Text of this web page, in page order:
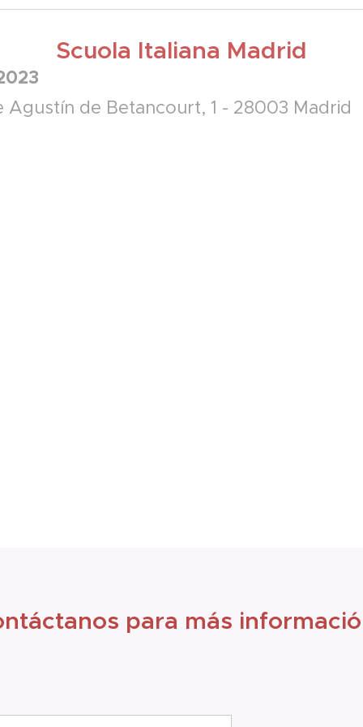
Scuola Italiana Madrid
Agustín de Betancourt, 1 - 28003 Madrid
para más